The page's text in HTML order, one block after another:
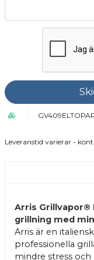
Leveranstid varierar -
Arris Grillvapor®
grillning med
Arris är en
professionella
mindre stress